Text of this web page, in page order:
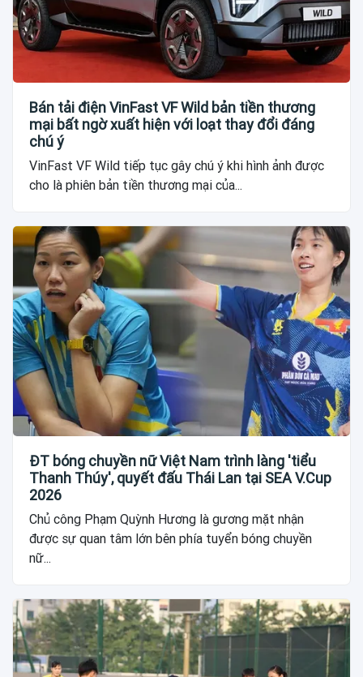
Bán tải điện VinFast VF Wild bản tiền thương
mại bất ngờ xuất hiện với loạt thay đổi đáng
chú ý
VinFast VF Wild tiếp tục gây chú ý khi hình ảnh được
cho là phiên bản tiền thương mại của...
ĐT bóng chuyền nữ Việt Nam trình làng 'tiểu
Thanh Thúy', quyết đấu Thái Lan tại SEA V.Cup
2026
Chủ công Phạm Quỳnh Hương là gương mặt nhận
được sự quan tâm lớn bên phía tuyển bóng chuyền
nữ...